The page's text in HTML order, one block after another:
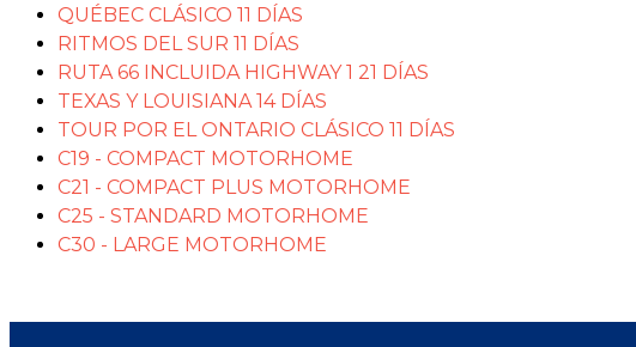
QUÉBEC CLÁSICO 11 DÍAS
RITMOS DEL SUR 11 DÍAS
RUTA 66 INCLUIDA HIGHWAY 1 21 DÍAS
TEXAS Y LOUISIANA 14 DÍAS
TOUR POR EL ONTARIO CLÁSICO 11 DÍAS
C19 - COMPACT MOTORHOME
C21 - COMPACT PLUS MOTORHOME
C25 - STANDARD MOTORHOME
C30 - LARGE MOTORHOME